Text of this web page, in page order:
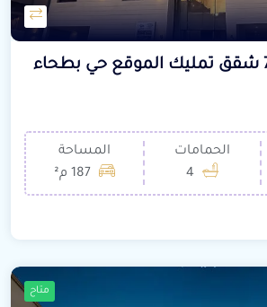
مشروع رقم 725 شقق تمليك الموقع حي بطحاء
الحمامات
4
المساحة
187 م²
متاح